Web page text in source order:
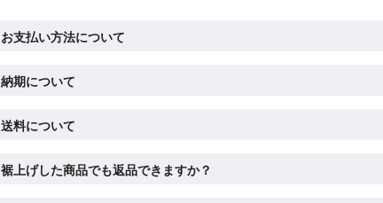
お支払い方法について
納期について
送料について
裾上げした商品でも返品できますか？